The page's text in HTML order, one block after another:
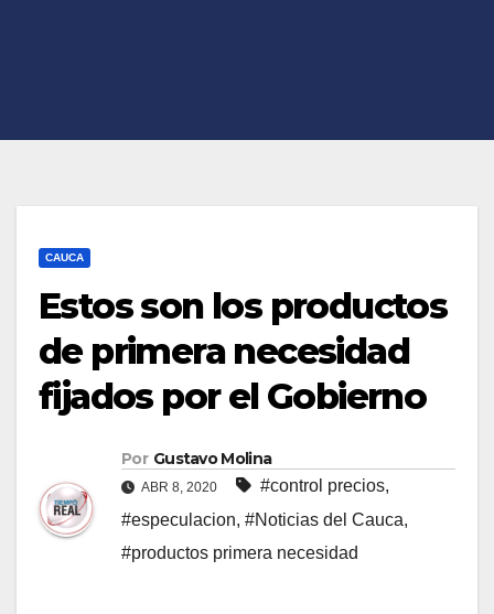
CAUCA
Estos son los productos
de primera necesidad
fijados por el Gobierno
Por Gustavo Molina
ABR 8, 2020 #control precios,
#especulacion, #Noticias del Cauca,
#productos primera necesidad